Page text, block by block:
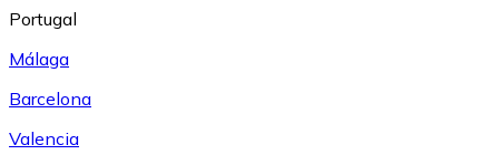
Portugal
Málaga
Barcelona
Valencia